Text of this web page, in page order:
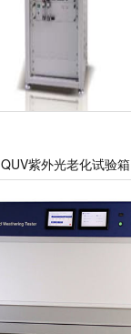
QUV紫外光老化试验箱